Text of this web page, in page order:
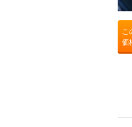
こ
価